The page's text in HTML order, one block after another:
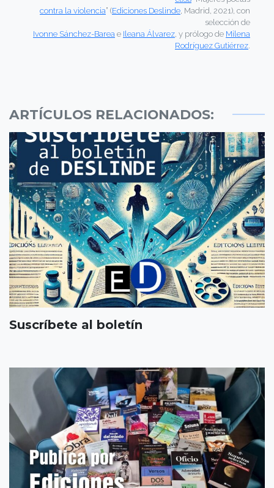
contra la violencia” (Ediciones Deslinde, Madrid, 2021), con
selección de
Ivonne Sánchez-Barea e Ileana Álvarez, y prólogo de Milena
Rodríguez Gutiérrez.
ARTÍCULOS RELACIONADOS:
Suscríbete al boletín